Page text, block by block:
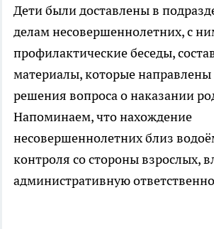
Дети были доставлены в
делам несовершеннолетних, с
профилактические беседы,
материалы, которые
решения вопроса о наказании
Напоминаем, что нахождение
несовершеннолетних близ
контроля со стороны взрослых,
административную